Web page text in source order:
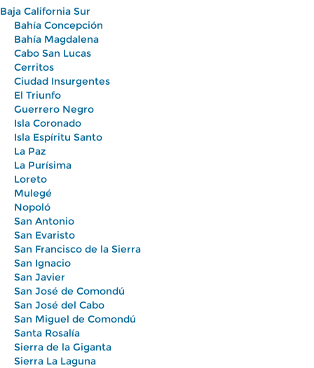
Baja California Sur
Bahía Concepción
Bahía Magdalena
Cabo San Lucas
Cerritos
Ciudad Insurgentes
El Triunfo
Guerrero Negro
Isla Coronado
Isla Espíritu Santo
La Paz
La Purísima
Loreto
Mulegé
Nopoló
San Antonio
San Evaristo
San Francisco de la Sierra
San Ignacio
San Javier
San José de Comondú
San José del Cabo
San Miguel de Comondú
Santa Rosalía
Sierra de la Giganta
Sierra La Laguna